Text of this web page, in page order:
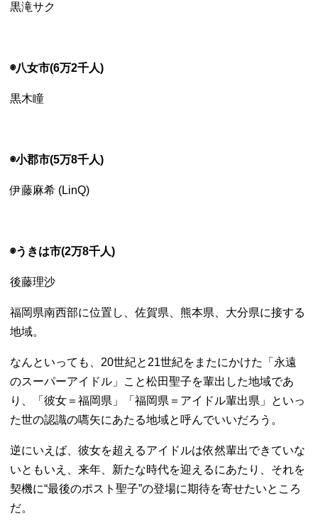
黒滝サク
◉八女市(6万2千人)
黒木瞳
◉小郡市(5万8千人)
伊藤麻希 (LinQ)
◉うきは市(2万8千人)
後藤理沙
福岡県南西部に位置し、佐賀県、熊本県、大分県に接する
地域。
なんといっても、20世紀と21世紀をまたにかけた「永遠
のスーパーアイドル」こと松田聖子を輩出した地域であ
り、「彼女＝福岡県」「福岡県＝アイドル輩出県」といっ
た世の認識の嚆矢にあたる地域と呼んでいいだろう。
逆にいえば、彼女を超えるアイドルは依然輩出できていな
いともいえ、来年、新たな時代を迎えるにあたり、それを
契機に“最後のポスト聖子”の登場に期待を寄せたいところ
だ。